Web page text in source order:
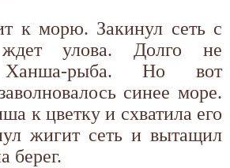
к морю. Закинул сеть с
улова. Долго не
Ханша-рыба. Но вот
синее море.
к цветку и схватила его
жигит сеть и вытащил
берег.